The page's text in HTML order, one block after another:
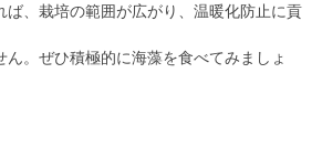
ば、栽培の範囲が広がり、温暖化防止に貢
。ぜひ積極的に海藻を食べてみましょ